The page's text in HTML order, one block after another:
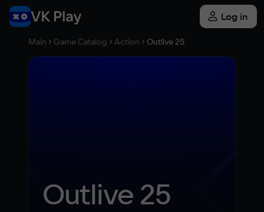
Log in
Main Game Catalog Action Outlive 25
Outlive 25